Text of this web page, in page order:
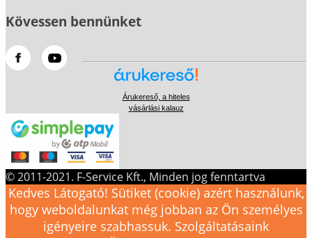
Kövessen bennünket
Árukereső, a hiteles
vásárlási kalauz
© 2011-2021. F-Service Kft., Minden jog fenntartva
Kedves Látogató! Sütiket (cookie) azért használunk,
hogy weboldalunkat még jobban az Ön személyes
igényeire szabhassuk. Szolgáltatásaink